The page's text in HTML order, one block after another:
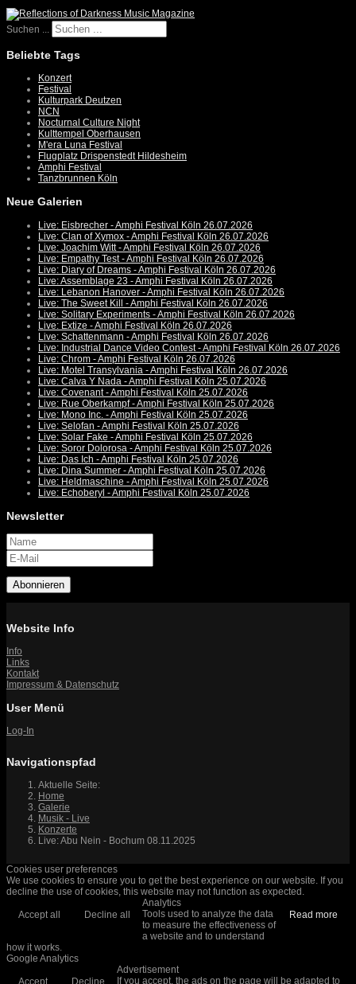
Suchen ...
Beliebte Tags
Konzert
Festival
Kulturpark Deutzen
NCN
Nocturnal Culture Night
Kulttempel Oberhausen
M'era Luna Festival
Flugplatz Drispenstedt Hildesheim
Amphi Festival
Tanzbrunnen Köln
Neue Galerien
Live: Eisbrecher - Amphi Festival Köln 26.07.2026
Live: Clan of Xymox - Amphi Festival Köln 26.07.2026
Live: Joachim Witt - Amphi Festival Köln 26.07.2026
Live: Empathy Test - Amphi Festival Köln 26.07.2026
Live: Diary of Dreams - Amphi Festival Köln 26.07.2026
Live: Assemblage 23 - Amphi Festival Köln 26.07.2026
Live: Lebanon Hanover - Amphi Festival Köln 26.07.2026
Live: The Sweet Kill - Amphi Festival Köln 26.07.2026
Live: Solitary Experiments - Amphi Festival Köln 26.07.2026
Live: Extize - Amphi Festival Köln 26.07.2026
Live: Schattenmann - Amphi Festival Köln 26.07.2026
Live: Industrial Dance Video Contest - Amphi Festival Köln 26.07.2026
Live: Chrom - Amphi Festival Köln 26.07.2026
Live: Motel Transylvania - Amphi Festival Köln 26.07.2026
Live: Calva Y Nada - Amphi Festival Köln 25.07.2026
Live: Covenant - Amphi Festival Köln 25.07.2026
Live: Rue Oberkampf - Amphi Festival Köln 25.07.2026
Live: Mono Inc. - Amphi Festival Köln 25.07.2026
Live: Selofan - Amphi Festival Köln 25.07.2026
Live: Solar Fake - Amphi Festival Köln 25.07.2026
Live: Soror Dolorosa - Amphi Festival Köln 25.07.2026
Live: Das Ich - Amphi Festival Köln 25.07.2026
Live: Dina Summer - Amphi Festival Köln 25.07.2026
Live: Heldmaschine - Amphi Festival Köln 25.07.2026
Live: Echoberyl - Amphi Festival Köln 25.07.2026
Newsletter
Abonnieren
Website Info
Info
Links
Kontakt
Impressum & Datenschutz
User Menü
Log-In
Navigationspfad
Aktuelle Seite:
Home
Galerie
Musik - Live
Konzerte
Live: Abu Nein - Bochum 08.11.2025
Cookies user preferences
We use cookies to ensure you to get the best experience on our website. If you
decline the use of cookies, this website may not function as expected.
Accept all Decline all Read more
Analytics
Tools used to analyze the data
to measure the effectiveness of
a website and to understand
how it works.
Google Analytics
Accept Decline
Advertisement
If you accept, the ads on the page will be adapted to